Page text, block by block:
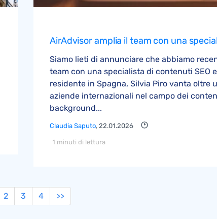
AirAdvisor amplia il team con una
Siamo lieti di annunciare che abbiamo
team con una specialista di contenuti SEO
residente in Spagna, Silvia Piro vanta oltre
aziende internazionali nel campo dei
background...
Claudia Saputo, 22.01.2026
1 minuti di lettura
2 3 4 >>